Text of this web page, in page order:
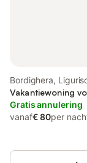
Bordighera,
Vakantiewoning
Gratis annulering
vanaf€ 80per